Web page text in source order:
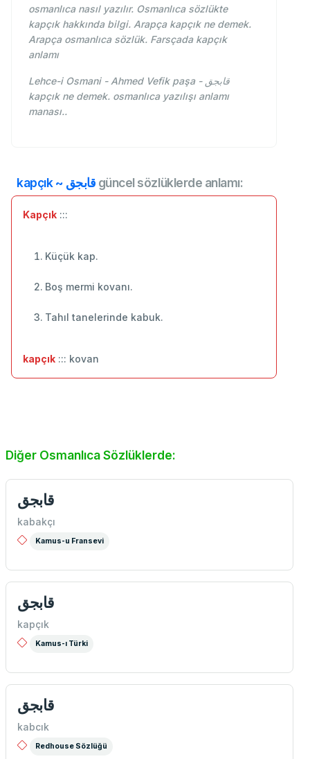
osmanlıca nasıl yazılır. Osmanlıca sözlükte
kapçık hakkında bilgi. Arapça kapçık ne demek.
Arapça osmanlıca sözlük. Farsçada kapçık
anlamı
Lehce-i Osmani - Ahmed Vefik paşa - قابجق
kapçık ne demek. osmanlıca yazılışı anlamı
manası..
kapçık ~ قابجق güncel sözlüklerde anlamı:
Kapçık :::
Küçük kap.
Boş mermi kovanı.
Tahıl tanelerinde kabuk.
kapçık ::: kovan
Diğer Osmanlıca Sözlüklerde:
قابجق
kabakçı
Kamus-u Fransevi
قابجق
kapçık
Kamus-ı Türki
قابجق
kabcık
Redhouse Sözlüğü